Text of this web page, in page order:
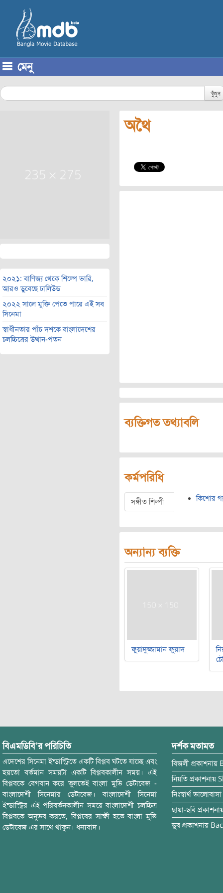
মেনু
খুঁজুন
২০২১: বাণিজ্য থেকে শিল্পে ভারি,
আরও ডুবেছে ঢালিউড
২০২২ সালে মুক্তি পেতে পারে এই সব
সিনেমা
স্বাধীনতার পাঁচ দশকে বাংলাদেশের
চলচ্চিত্রের উত্থান-পতন
অথৈ
ব্যক্তিগত তথ্যাবলি
কর্মপরিধি
সঙ্গীত শিল্পী কিশোর
অন্যান্য ব্যক্তি
ফুয়াদুজ্জামান ফুয়াদ
বিএমডিবি’র পরিচিতি
এদেশের সিনেমা ইন্ডাস্ট্রিতে একটি বিপ্লব ঘটতে যাচ্ছে এবং
হয়তো বর্তমান সময়টা একটি বিপ্লবকালীন সময়। এই
বিপ্লবকে বেগবান করে তুলতেই বাংলা মুভি ডেটাবেজ -
বাংলাদেশী সিনেমার ডেটাবেজ। বাংলাদেশী সিনেমা
ইন্ডাস্ট্রির এই পরিবর্তনকালীন সময়ে বাংলাদেশী চলচ্চিত্র
বিপ্লবকে অনুভব করতে, বিপ্লবের সাক্ষী হতে বাংলা মুভি
ডেটাবেজ এর সাথে থাকুন। ধন্যবাদ।
দর্শক মতামত
বিজলী প্রকাশনায়
নিয়তি প্রকাশনায়
নিঃস্বার্থ ভালোবাসা
ছায়া-ছবি
ডুব প্রকাশনায়